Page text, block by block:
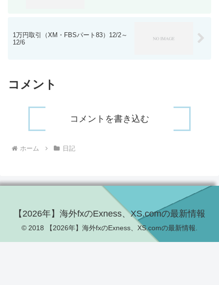
1万円取引（XM・FBSパート83）12/2～
12/6
コメント
コメントを書き込む
ホーム 日記
【2026年】海外fxのExness、XS.comの最新情報
© 2018 【2026年】海外fxのExness、XS.comの最新情報.